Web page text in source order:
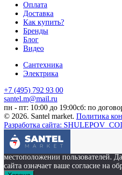
Оплата
Доставка
Как купить?
Бренды
Блог
Видео
Сантехника
Электрика
+7 (495) 792 93 00
santel.m@mail.ru
пн - пт: 10:00 до 19:00сб: по
© 2026. Santel market. Политика
Разработка сайта:
Этот сайт собирает cookie-файлы,
местоположении пользователей.
сайта означает ваше согласие на